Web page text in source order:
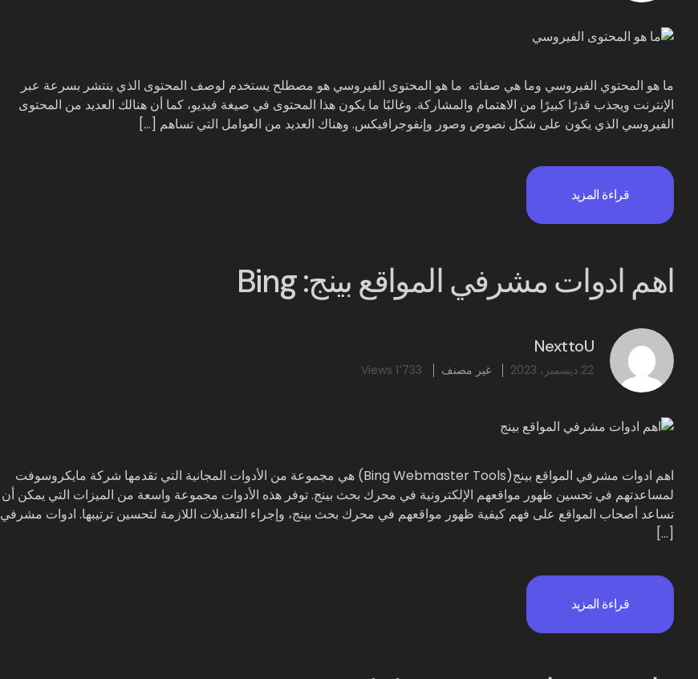
ما هو المحتوي الفيروسي وما هي صفاته ما هو المحتوى الفيروسي هو مصطلح يستخدم لوصف المحتوى الذي ينتشر بسرعة عبر
الإنترنت ويجذب قدرًا كبيرًا من الاهتمام والمشاركة. وغالبًا ما يكون هذا المحتوى في صيغة فيديو، كما أن هنالك العديد من المحتوى
الفيروسي الذي يكون على شكل نصوص وصور وإنفوجرافيكس. وهناك العديد من العوامل التي تساهم […]
قراءة المزيد
اهم ادوات مشرفي المواقع بينج: Bing
NexttoU
22 ديسمبر، 2023 غير مصنف 1٬733 Views
اهم ادوات مشرفي المواقع بينج(Bing Webmaster Tools) هي مجموعة من الأدوات المجانية التي تقدمها شركة مايكروسوفت
لمساعدتهم في تحسين ظهور مواقعهم الإلكترونية في محرك بحث بينج. توفر هذه الأدوات مجموعة واسعة من الميزات التي يمكن أن
تساعد أصحاب المواقع على فهم كيفية ظهور مواقعهم في محرك بحث بينج، وإجراء التعديلات اللازمة لتحسين ترتيبها. ادوات مشرفي
[…]
قراءة المزيد